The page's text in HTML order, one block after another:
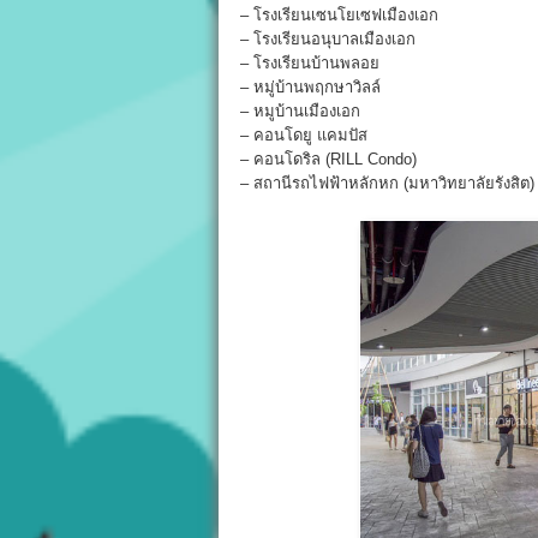
– โรงเรียนเซนโยเซฟเมืองเอก
– โรงเรียนอนุบาลเมืองเอก
– โรงเรียนบ้านพลอย
– หมู่บ้านพฤกษาวิลล์
– หมูบ้านเมืองเอก
– คอนโดยู แคมปัส
– คอนโดริล (RILL Condo)
– สถานีรถไฟฟ้าหลักหก (มหาวิทยาลัยรังสิต)